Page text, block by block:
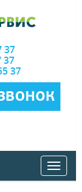
37
37
37